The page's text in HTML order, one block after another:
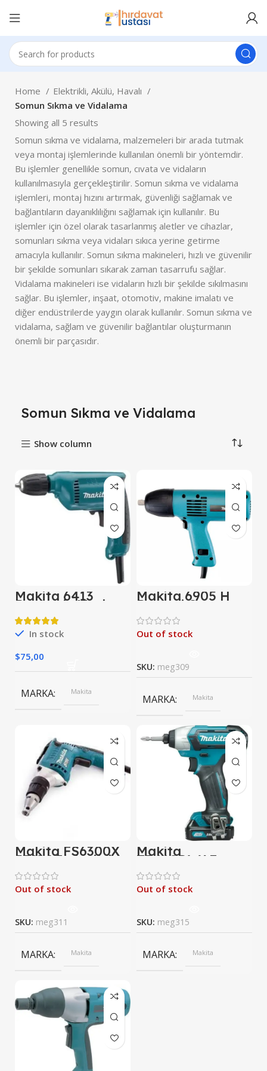
Home
Elektrikli, Akülü, Havalı
Somun Sıkma ve Vidalama
Showing all 5 results
Somun sıkma ve vidalama, malzemeleri bir arada tutmak
veya montaj işlemlerinde kullanılan önemli bir yöntemdir.
Bu işlemler genellikle somun, cıvata ve vidaların
kullanılmasıyla gerçekleştirilir. Somun sıkma ve vidalama
işlemleri, montaj hızını artırmak, güvenliği sağlamak ve
bağlantıların dayanıklılığını sağlamak için kullanılır. Bu
işlemler için özel olarak tasarlanmış aletler ve cihazlar,
somunları sıkma veya vidaları sıkıca yerine getirme
amacıyla kullanılır. Somun sıkma makineleri, hızlı ve güvenilir
bir şekilde somunları sıkarak zaman tasarrufu sağlar.
Vidalama makineleri ise vidaların hızlı bir şekilde sıkılmasını
sağlar. Bu işlemler, inşaat, otomotiv, makine imalatı ve
diğer endüstrilerde yaygın olarak kullanılır. Somun sıkma ve
vidalama, sağlam ve güvenilir bağlantılar oluşturmanın
önemli bir parçasıdır.
Somun Sıkma ve Vidalama
Show column
Makita 6413
Darbesiz Matkap
In stock
$75,00
MARKA Makita
Makita 6905 H
Darbeli Somun
Sıkma
Out of stock
SKU: meg309
MARKA Makita
Makita FS6300X
570W Elektrikli
Vidalama Aleti
Out of stock
SKU: meg311
MARKA Makita
Makita
TD110DWAE
Darbeli Vidalama
Makinesi
Out of stock
SKU: meg315
MARKA Makita